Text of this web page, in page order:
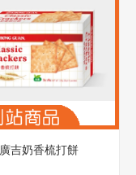
廣吉奶香梳打餅